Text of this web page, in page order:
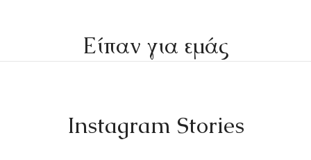
Είπαν για εμάς
Instagram Stories